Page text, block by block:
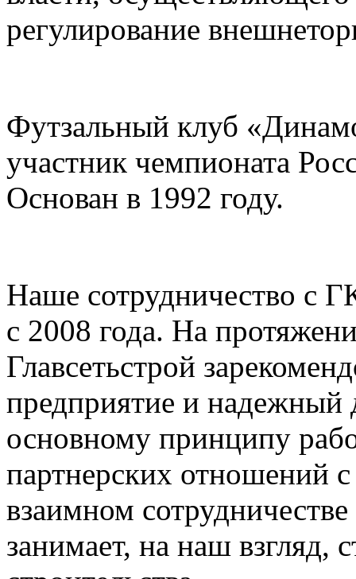
регулирование
Футзальный клуб
участник чемпионата
Основан в 1992 году.
Наше сотрудничество с
с 2008 года. На
Главсетьстрой
предприятие и надежный
основному принципу
партнерских отношений
взаимном
занимает, на наш взгляд,